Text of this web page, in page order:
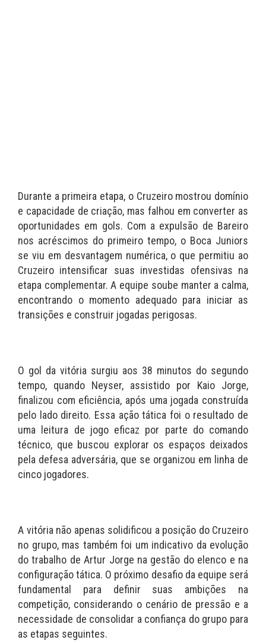
Durante a primeira etapa, o Cruzeiro mostrou domínio
e capacidade de criação, mas falhou em converter as
oportunidades em gols. Com a expulsão de Bareiro
nos acréscimos do primeiro tempo, o Boca Juniors
se viu em desvantagem numérica, o que permitiu ao
Cruzeiro intensificar suas investidas ofensivas na
etapa complementar. A equipe soube manter a calma,
encontrando o momento adequado para iniciar as
transições e construir jogadas perigosas.
O gol da vitória surgiu aos 38 minutos do segundo
tempo, quando Neyser, assistido por Kaio Jorge,
finalizou com eficiência, após uma jogada construída
pelo lado direito. Essa ação tática foi o resultado de
uma leitura de jogo eficaz por parte do comando
técnico, que buscou explorar os espaços deixados
pela defesa adversária, que se organizou em linha de
cinco jogadores.
A vitória não apenas solidificou a posição do Cruzeiro
no grupo, mas também foi um indicativo da evolução
do trabalho de Artur Jorge na gestão do elenco e na
configuração tática. O próximo desafio da equipe será
fundamental para definir suas ambições na
competição, considerando o cenário de pressão e a
necessidade de consolidar a confiança do grupo para
as etapas seguintes.